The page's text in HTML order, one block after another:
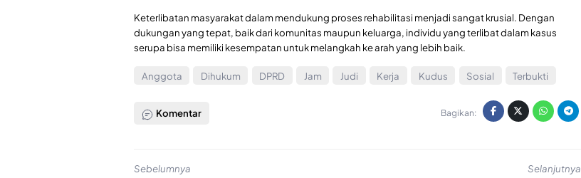
Keterlibatan masyarakat dalam mendukung proses rehabilitasi menjadi sangat krusial. Dengan
dukungan yang tepat, baik dari komunitas maupun keluarga, individu yang terlibat dalam kasus
serupa bisa memiliki kesempatan untuk melangkah ke arah yang lebih baik.
Anggota Dihukum DPRD Jam Judi Kerja Kudus Sosial Terbukti
Komentar Bagikan:
Sebelumnya
Selanjutnya